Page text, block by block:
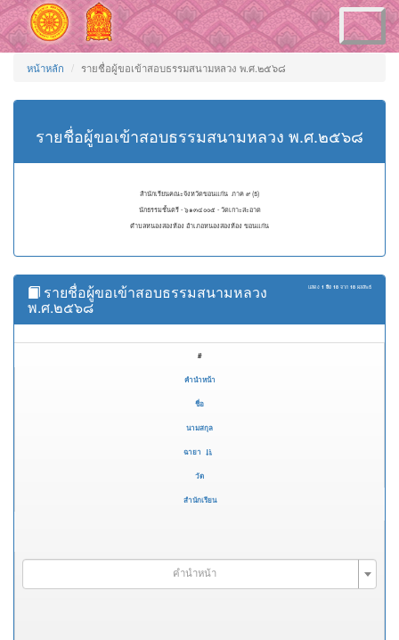
Toggle
navigation
หน้าหลัก รายชื่อผู้ขอเข้าสอบธรรมสนามหลวง พ.ศ.๒๕๖๘
รายชื่อผู้ขอเข้าสอบธรรมสนามหลวง พ.ศ.๒๕๖๘
สำนักเรียนคณะจังหวัดขอนแก่น ภาค ๙ (ธ)
นักธรรมชั้นตรี - ๖๑๓๔๐๐๕ - วัดเกาะสะอาด
ตำบลหนองสองห้อง อำเภอหนองสองห้อง ขอนแก่น
แสดง 1 ถึง 18 จาก 18 ผลลัพธ์
รายชื่อผู้ขอเข้าสอบธรรมสนามหลวง
พ.ศ.๒๕๖๘
#
คำนำหน้า
ชื่อ
นามสกุล
ฉายา
วัด
สำนักเรียน
คำนำหน้า